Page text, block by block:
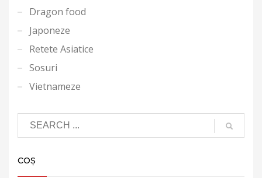
Dragon food
Japoneze
Retete Asiatice
Sosuri
Vietnameze
COȘ